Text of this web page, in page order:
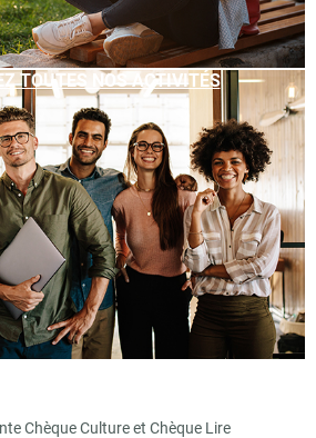
TOUTES NOS ACTIVITÉS
Chèque Culture et Chèque Lire